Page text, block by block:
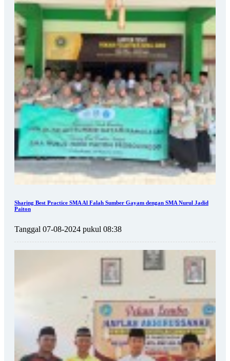
Sharing Best Practice SMA Al Falah Sumber Gayam dengan SMA Nurul Jadid
Paiton
Tanggal 07-08-2024 pukul 08:38